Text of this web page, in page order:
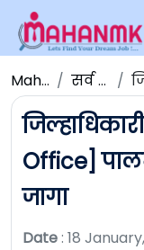
Maha NMK सर्व जाहिराती
Office]
जागा
Date: 18